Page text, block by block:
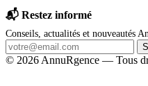
📬 Restez informé
Conseils, actualités et nouveautés
© 2026 AnnuRgence — Tous